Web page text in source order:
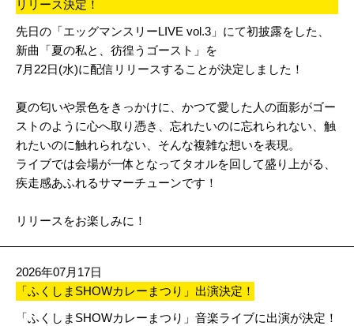
リリース決定！
先日の「エッグマンスリーLIVE vol.3」にて初披露をした、
新曲「夏の私と、彷徨うゴースト」を
7月22日(水)に配信リリースすることが決定しました！
夏の匂いや景色をきっかけに、かつて愛した人の面影がゴー
ストのように心へ取り憑き、忘れたいのに忘れられない、触
れたいのに触れられない、そんな複雑な想いを表現。
ライブでは会場が一体となってタオルを回して盛り上がる、
疾走感あふれるサマーチューンです！
リリースをお楽しみに！
2026年07月17日
「ふくしまSHOWカレーまつり」出演決定！
「ふくしまSHOWカレーまつり」音楽ライブに出演が決定！